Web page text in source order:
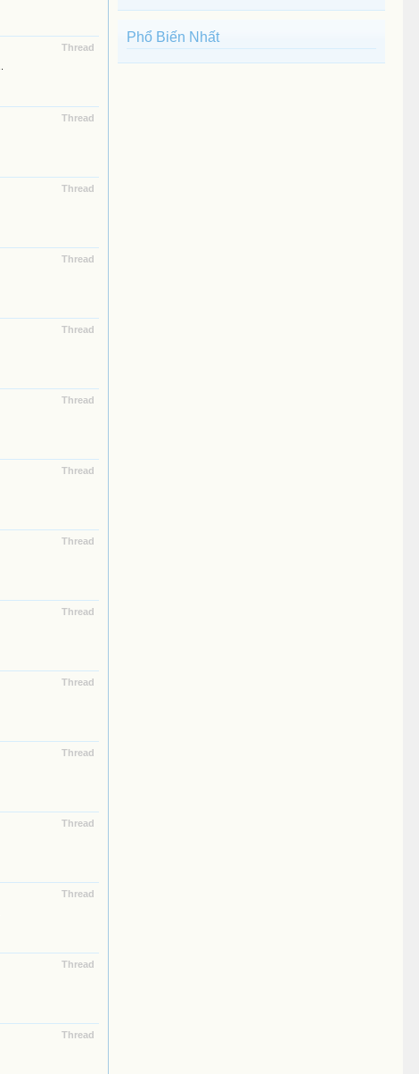
Thread
Thread
Thread
Thread
Thread
Thread
Thread
Thread
Thread
Thread
Thread
Thread
Thread
Thread
Thread
Phổ Biến Nhất